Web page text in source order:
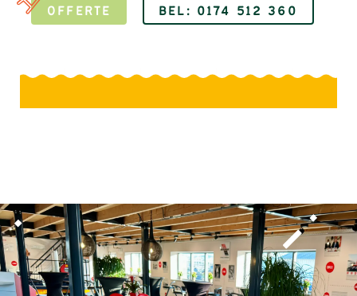
OFFERTE BEL: 0174 512 360